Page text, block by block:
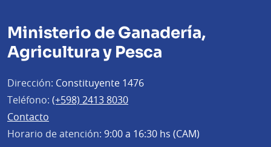
Ministerio de Ganadería,
Agricultura y Pesca
Dirección: Constituyente 1476
Teléfono: (+598) 2413 8030
Contacto
Horario de atención: 9:00 a 16:30 hs (CAM)